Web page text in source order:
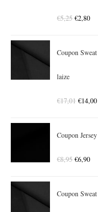
€5,25 €2,80
Coupon
laize
€17,01 €14,00
Coupon
€8,95 €6,90
Coupon